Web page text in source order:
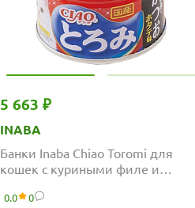
5 663 ₽
INABA
Банки Inaba Chiao Toromi для
кошек с куриными филе и
0.0 0